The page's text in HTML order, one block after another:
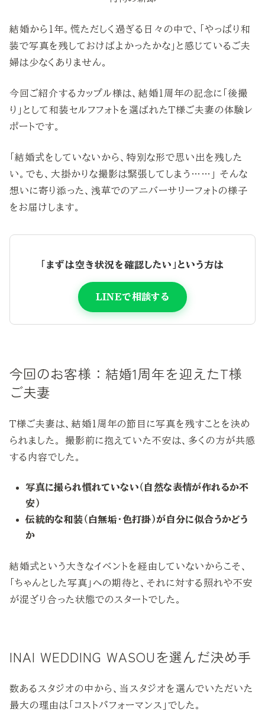
結婚から1年。慌ただしく過ぎる日々の中で、「やっぱり和
装で写真を残しておけばよかったかな」と感じているご夫
婦は少なくありません。
今回ご紹介するカップル様は、結婚1周年の記念に「後撮
り」として和装セルフフォトを選ばれたT様ご夫妻の体験レ
ポートです。
「結婚式をしていないから、特別な形で思い出を残した
い。でも、大掛かりな撮影は緊張してしまう……」 そんな
想いに寄り添った、浅草でのアニバーサリーフォトの様子
をお届けします。
「まずは空き状況を確認したい」という方は
LINEで相談する
今回のお客様：結婚1周年を迎えたT様
ご夫妻
T様ご夫妻は、結婚1周年の節目に写真を残すことを決め
られました。 撮影前に抱えていた不安は、多くの方が共感
する内容でした。
写真に撮られ慣れていない（自然な表情が作れるか不
安）
伝統的な和装（白無垢・色打掛）が自分に似合うかどう
か
結婚式という大きなイベントを経由していないからこそ、
「ちゃんとした写真」への期待と、それに対する照れや不安
が混ざり合った状態でのスタートでした。
INAI WEDDING WASOUを選んだ決め手
数あるスタジオの中から、当スタジオを選んでいただいた
最大の理由は「コストパフォーマンス」でした。